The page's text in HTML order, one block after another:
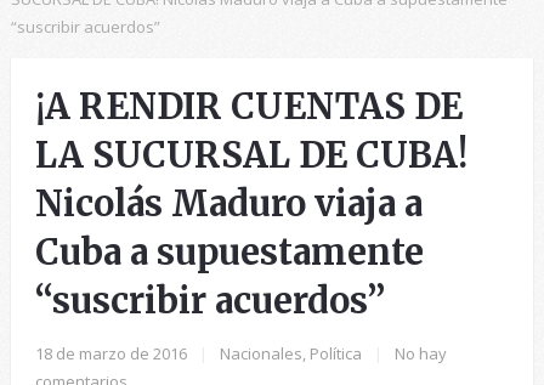
“suscribir acuerdos”
¡A RENDIR CUENTAS DE
LA SUCURSAL DE CUBA!
Nicolás Maduro viaja a
Cuba a supuestamente
“suscribir acuerdos”
18 de marzo de 2016 Nacionales, Política
No hay